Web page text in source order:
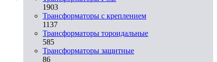
1903
Трансформаторы с креплением
1137
Трансформаторы тороидальные
585
Трансформаторы защитные
86